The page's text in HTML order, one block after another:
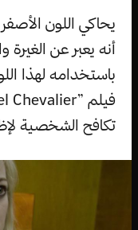
يحاكي اللون
أنه يعبر عن الغيرة
باستخدامه لهذا
تكافح الشخصية